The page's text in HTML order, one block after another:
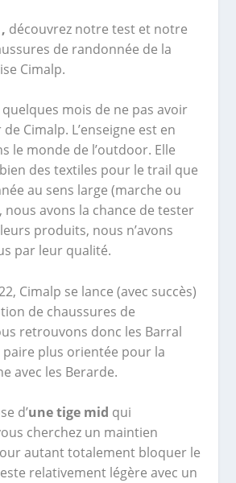
découvrez notre test et notre
de randonnée de la
Cimalp.
mois de ne pas avoir
Cimalp. L’enseigne est en
le monde de l’outdoor. Elle
des textiles pour le trail que
au sens large (marche ou
nous avons la chance de tester
produits, nous n’avons
par leur qualité.
Cimalp se lance (avec succès)
de chaussures de
retrouvons donc les Barral
paire plus orientée pour la
avec les Berarde.
d’une tige mid qui
cherchez un maintien
autant totalement bloquer le
relativement légère avec un